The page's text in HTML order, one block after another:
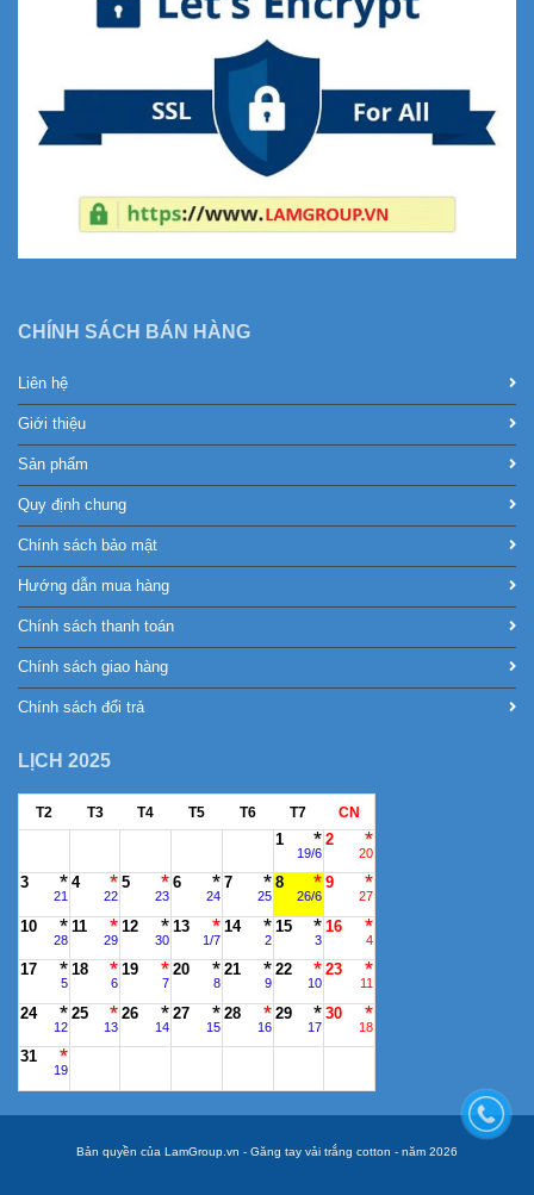
CHÍNH SÁCH BÁN HÀNG
Liên hệ
Giới thiệu
Sản phẩm
Quy định chung
Chính sách bảo mật
Hướng dẫn mua hàng
Chính sách thanh toán
Chính sách giao hàng
Chính sách đổi trả
LỊCH 2025
T2 T3 T4 T5 T6 T7 CN
1
19/6
2
20
3
21
4
22
5
23
6
24
7
25
8
26/6
9
27
10
28
11
29
12
30
13
1/7
14
2
15
3
16
4
17
5
18
6
19
7
20
8
21
9
22
10
23
11
24
12
25
13
26
14
27
15
28
16
29
17
30
18
31
19
Bản quyền của LamGroup.vn - Găng tay vải trắng cotton - năm 2026